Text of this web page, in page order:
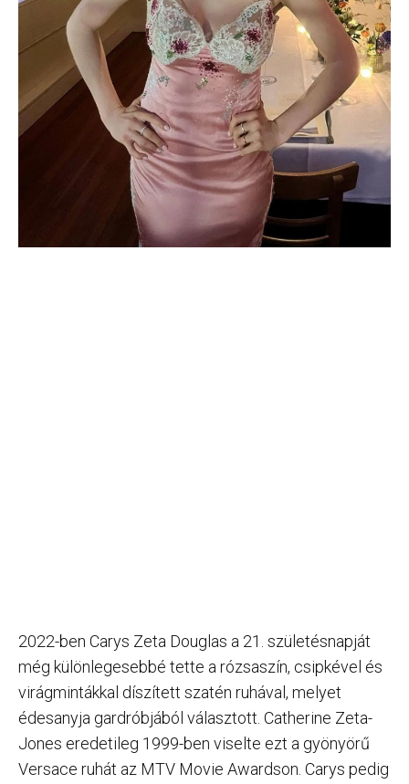
2022-ben Carys Zeta Douglas a 21. születésnapját
még különlegesebbé tette a rózsaszín, csipkével és
virágmintákkal díszített szatén ruhával, melyet
édesanyja gardróbjából választott. Catherine Zeta-
Jones eredetileg 1999-ben viselte ezt a gyönyörű
Versace ruhát az MTV Movie Awardson. Carys pedig